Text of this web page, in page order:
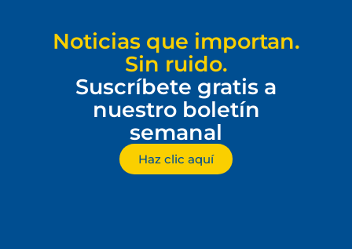
Noticias que importan.
Sin ruido.
Suscríbete gratis a
nuestro boletín
semanal
Haz clic aquí